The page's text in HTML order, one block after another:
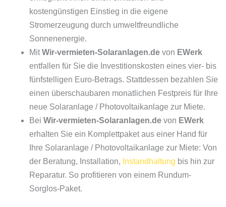
kostengünstigen Einstieg in die eigene
Stromerzeugung durch umweltfreundliche
Sonnenenergie.
MitWir-vermieten-Solaranlagen.de von EWerk
entfallen für Sie die Investitionskosten eines vier- bis
fünfstelligen Euro-Betrags. Stattdessen bezahlen Sie
einen überschaubaren monatlichen Festpreis für Ihre
neue Solaranlage / Photovoltaikanlage zur Miete.
Bei Wir-vermieten-Solaranlagen.de von EWerk
erhalten Sie ein Komplettpaket aus einer Hand für
Ihre Solaranlage / Photovoltaikanlage zur Miete: Von
der Beratung, Installation, Instandhaltung bis hin zur
Reparatur. So profitieren von einem Rundum-
Sorglos-Paket.